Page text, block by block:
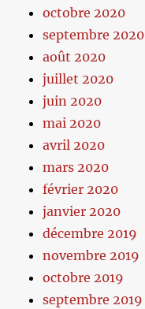
octobre 2020
septembre 2020
août 2020
juillet 2020
juin 2020
mai 2020
avril 2020
mars 2020
février 2020
janvier 2020
décembre 2019
novembre 2019
octobre 2019
septembre 2019